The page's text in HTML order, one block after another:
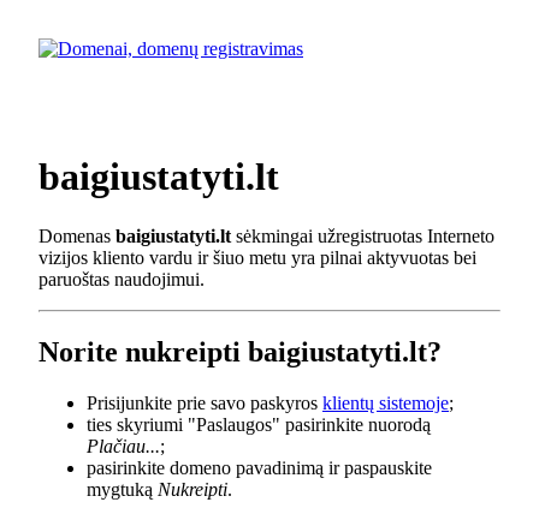
baigiustatyti.lt
Domenas baigiustatyti.lt sėkmingai užregistruotas Interneto
vizijos kliento vardu ir šiuo metu yra pilnai aktyvuotas bei
paruoštas naudojimui.
Norite nukreipti baigiustatyti.lt?
Prisijunkite prie savo paskyros klientų sistemoje;
ties skyriumi "Paslaugos" pasirinkite nuorodą
Plačiau...;
pasirinkite domeno pavadinimą ir paspauskite
mygtuką Nukreipti.